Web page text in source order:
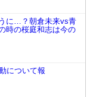
に…？朝倉未来vs青
時の桜庭和志は今の
について報